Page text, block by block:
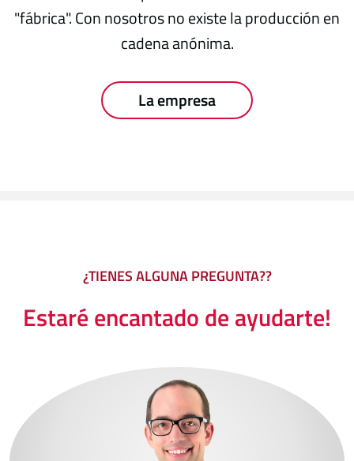
"fábrica". Con nosotros no existe la producción en
cadena anónima.
La empresa
¿TIENES ALGUNA PREGUNTA??
Estaré encantado de ayudarte!